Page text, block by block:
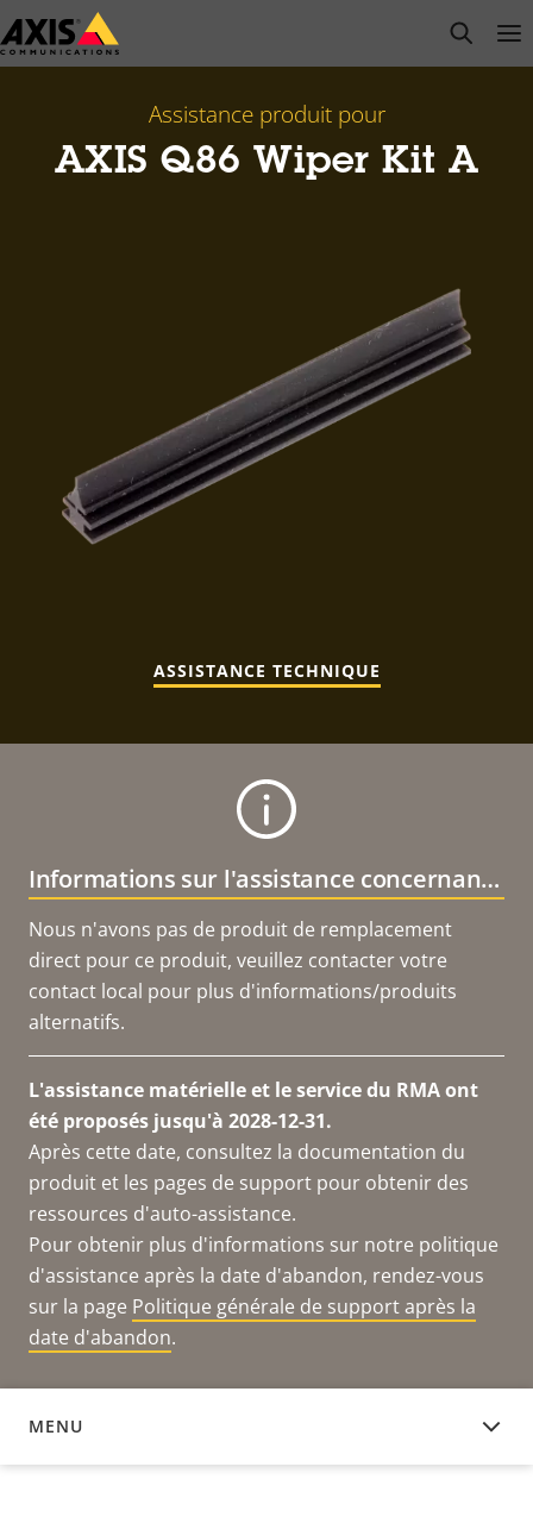
Passer
au
open
Assistance produit pour
AXIS Q86 Wiper Kit A
ASSISTANCE TECHNIQUE
Informations sur l'assistance concernant le produit
Nous n'avons pas de produit de remplacement
direct pour ce produit, veuillez contacter votre
contact local pour plus d'informations/produits
alternatifs.
L'assistance matérielle et le service du RMA ont
été proposés jusqu'à 2028-12-31.
Après cette date, consultez la documentation du
produit et les pages de support pour obtenir des
ressources d'auto-assistance.
Pour obtenir plus d'informations sur notre politique
d'assistance après la date d'abandon, rendez-vous
sur la page Politique générale de support après la
date d'abandon.
MENU
DOCUMENTATION